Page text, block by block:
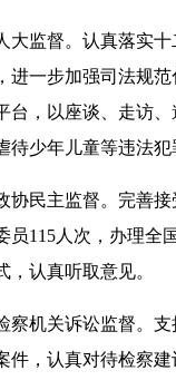
监督。认真落实十
进一步加强司法规
台，以座谈、走访
待少年儿童等违法犯
民主监督。完善接
员115人次，办理全
，认真听取意见。
机关诉讼监督。支
件，认真对待检察